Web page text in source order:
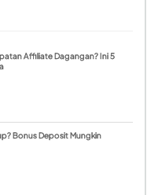
Affiliate Dagangan? Ini 5
Bonus Deposit Mungkin